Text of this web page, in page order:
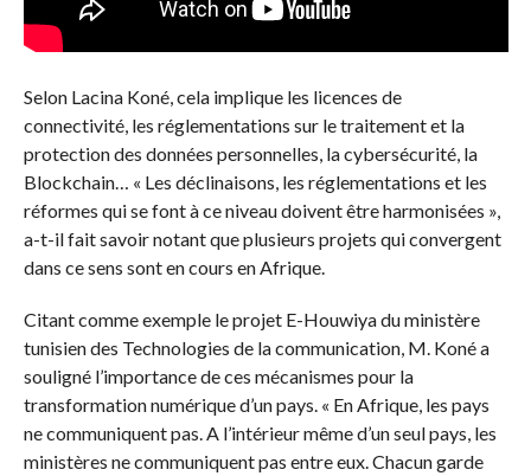
Selon LacinaKoné, cela implique les licences de
connectivité, les réglementations sur le traitement et la
protection des données personnelles, la cybersécurité, la
Blockchain…
« Les déclinaisons, les réglementations et les
réformes qui se font à ce niveau doivent être harmonisées »,
a-t-il fait savoir notant que plusieurs projets qui convergent
dans ce sens sont en cours en Afrique.
Citant comme exemple le projet E-Houwiyadu ministère
tunisien des Technologies de la communication, M. Koné a
souligné l’importance de ces mécanismes pour la
transformation numérique d’un pays. « En Afrique, les pays
ne communiquent pas. A l’intérieur même d’un seul pays, les
ministères ne communiquent pas entre eux. Chacun garde